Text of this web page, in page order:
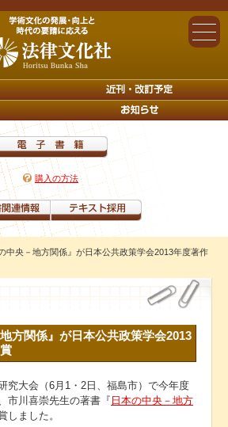
購入の方法
中央－地方関係』が日本公共政策学会2013年度著作
地方関係』が日本公共政策学会2013
究大会（6月1・2日、福島市）で今年度
市川喜崇先生の著書『 日本の中央－地方
しました。